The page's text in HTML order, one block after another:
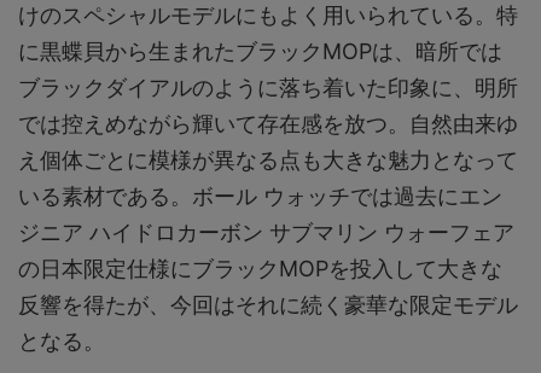
けのスペシャルモデルにもよく用いられている。特
に黒蝶貝から生まれたブラックMOPは、暗所では
ブラックダイアルのように落ち着いた印象に、明所
では控えめながら輝いて存在感を放つ。自然由来ゆ
え個体ごとに模様が異なる点も大きな魅力となって
いる素材である。ボール ウォッチでは過去にエン
ジニア ハイドロカーボン サブマリン ウォーフェア
の日本限定仕様にブラックMOPを投入して大きな
反響を得たが、今回はそれに続く豪華な限定モデル
となる。